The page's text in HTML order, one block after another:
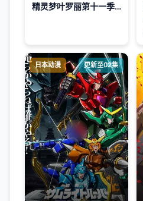
精灵梦叶罗丽第十一季(下)
日本动漫 更新至02集